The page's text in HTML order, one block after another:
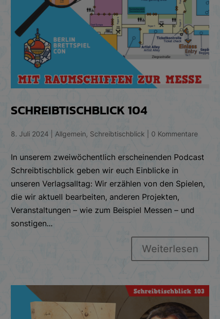
SCHREIBTISCHBLICK 104
8. Juli 2024 Allgemein, Schreibtischblick 0 Kommentare
In unserem zweiwöchentlich erscheinenden Podcast
Schreibtischblick geben wir euch Einblicke in
unseren Verlagsalltag: Wir erzählen von den Spielen,
die wir aktuell bearbeiten, anderen Projekten,
Veranstaltungen – wie zum Beispiel Messen – und
sonstigen...
Weiterlesen